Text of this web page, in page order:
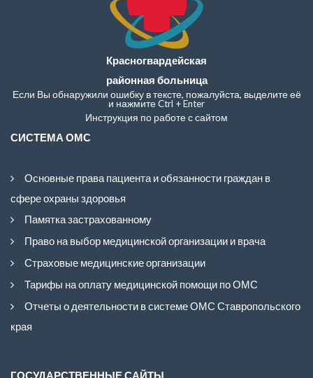
Красногвардейская
районная больница
Если Вы обнаружили ошибку в тексте, пожалуйста, выделите её
и нажмите Ctrl + Enter
Инструкция по работе с сайтом
СИСТЕМА ОМС
Основные права пациента и обязанности граждан в
сфере охраны здоровья
Памятка застрахованному
Право на выбор медицинской организации и врача
Страховые медицинские организации
Тарифы на оплату медицинской помощи по ОМС
Отчеты о деятельности в системе ОМС Ставропольского
края
ГОСУДАРСТВЕННЫЕ САЙТЫ